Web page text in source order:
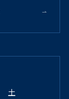
土